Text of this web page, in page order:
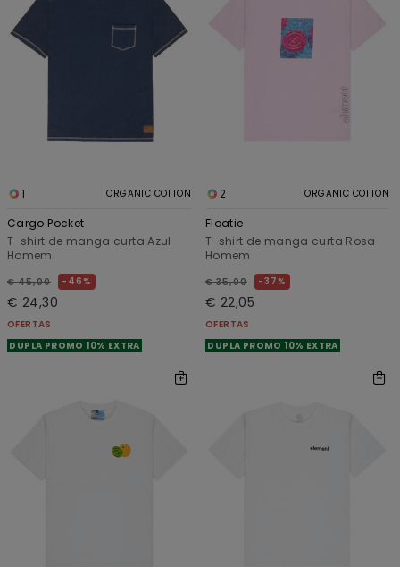
1 ORGANIC COTTON
Cargo Pocket
T-shirt de manga curta Azul
Homem
€ 45,00 46%
€ 24,30
OFERTAS
DUPLA PROMO 10% EXTRA
2 ORGANIC COTTON
Floatie
T-shirt de manga curta Rosa
Homem
€ 35,00 37%
€ 22,05
OFERTAS
DUPLA PROMO 10% EXTRA